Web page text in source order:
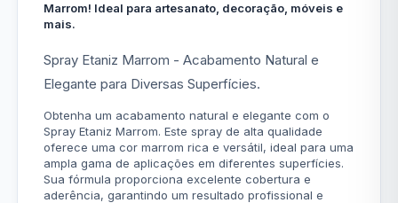
Marrom! Ideal para artesanato, decoração, móveis e
mais.
Spray Etaniz Marrom - Acabamento Natural e
Elegante para Diversas Superfícies.
Obtenha um acabamento natural e elegante com o
Spray Etaniz Marrom. Este spray de alta qualidade
oferece uma cor marrom rica e versátil, ideal para uma
ampla gama de aplicações em diferentes superfícies.
Sua fórmula proporciona excelente cobertura e
aderência, garantindo um resultado profissional e